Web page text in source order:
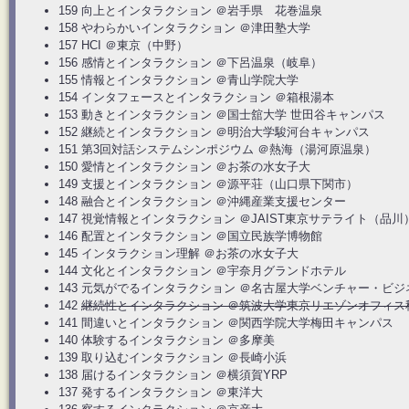
159 向上とインタラクション ＠岩手県 花巻温泉
158 やわらかいインタラクション ＠津田塾大学
157 HCI ＠東京（中野）
156 感情とインタラクション ＠下呂温泉（岐阜）
155 情報とインタラクション ＠青山学院大学
154 インタフェースとインタラクション ＠箱根湯本
153 動きとインタラクション ＠国士舘大学 世田谷キャンパス
152 継続とインタラクション ＠明治大学駿河台キャンパス
151 第3回対話システムシンポジウム ＠熱海（湯河原温泉）
150 愛情とインタラクション ＠お茶の水女子大
149 支援とインタラクション ＠源平荘（山口県下関市）
148 融合とインタラクション ＠沖縄産業支援センター
147 視覚情報とインタラクション ＠JAIST東京サテライト（品川）
146 配置とインタラクション ＠国立民族学博物館
145 インタラクション理解 ＠お茶の水女子大
144 文化とインタラクション ＠宇奈月グランドホテル
143 元気がでるインタラクション ＠名古屋大学ベンチャー・ビ
142 継続性とインタラクション ＠筑波大学東京リエゾンオフィ
141 間違いとインタラクション ＠関西学院大学梅田キャンパス
140 体験するインタラクション ＠多摩美
139 取り込むインタラクション ＠長崎小浜
138 届けるインタラクション ＠横須賀YRP
137 発するインタラクション ＠東洋大